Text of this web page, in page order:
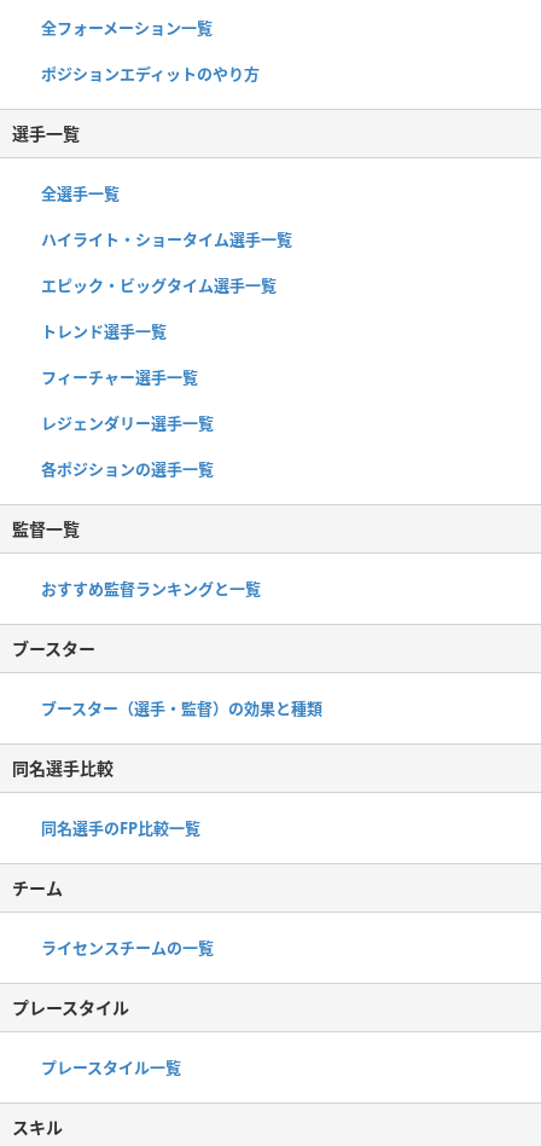
全フォーメーション一覧
ポジションエディットのやり方
選手一覧
全選手一覧
ハイライト・ショータイム選手一覧
エピック・ビッグタイム選手一覧
トレンド選手一覧
フィーチャー選手一覧
レジェンダリー選手一覧
各ポジションの選手一覧
監督一覧
おすすめ監督ランキングと一覧
ブースター
ブースター（選手・監督）の効果と種類
同名選手比較
同名選手のFP比較一覧
チーム
ライセンスチームの一覧
プレースタイル
プレースタイル一覧
スキル